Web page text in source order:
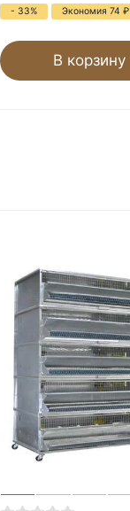
- 33% Экономия 74 ₽
В корзину